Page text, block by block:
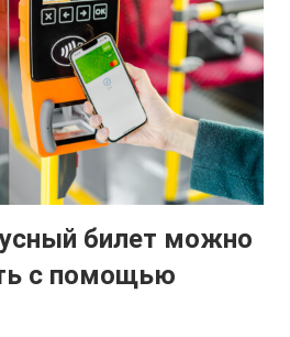
билет можно
с помощью